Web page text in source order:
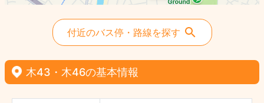
付近のバス停・路線を探す
木43・木46の基本情報